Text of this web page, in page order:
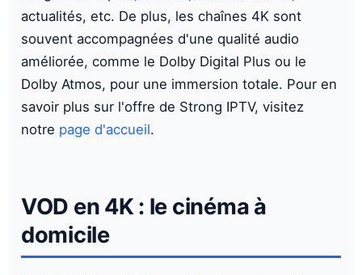
actualités, etc. De plus, les chaînes 4K sont
souvent accompagnées d'une qualité audio
améliorée, comme le Dolby Digital Plus ou le
Dolby Atmos, pour une immersion totale. Pour en
savoir plus sur l'offre de Strong IPTV, visitez
notre page d'accueil.
VOD en 4K : le cinéma à
domicile